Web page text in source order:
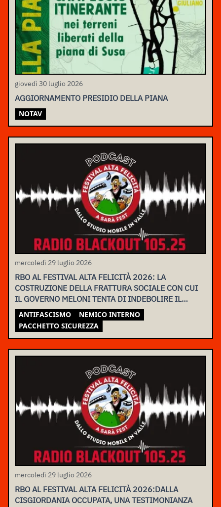
giovedì 30 luglio 2026
AGGIORNAMENTO PRESIDIO DELLA PIANA
NOTAV
mercoledì 29 luglio 2026
RBO AL FESTIVAL ALTA FELICITÀ 2026: LA
COSTRUZIONE DELLA FRATTURA SOCIALE CON CUI
IL GOVERNO MELONI TENTA DI INDEBOLIRE IL
MOVIMENTO
ANTIFASCISMO
NEMICO INTERNO
PACCHETTO SICUREZZA
mercoledì 29 luglio 2026
RBO AL FESTIVAL ALTA FELICITÀ 2026:DALLA
CISGIORDANIA OCCUPATA, UNA TESTIMONIANZA